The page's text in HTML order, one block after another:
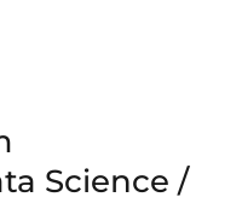
Science /